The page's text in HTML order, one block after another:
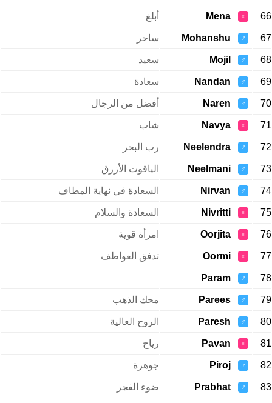
66
♀
Mena أبلغ
67
♂
Mohanshu ساحر
68
♂
Mojil سعيد
69
♂
Nandan سعادة
70
♂
Naren أفضل من الرجال
71
♀
Navya شاب
72
♂
Neelendra رب البحر
73
♂
Neelmani الياقوت الأزرق
74
♂
Nirvan السعادة في نهاية المطاف
75
♀
Nivritti السعادة والسلام
76
♀
Oorjita امرأة قوية
77
♀
Oormi تدفق العواطف
78
♂
Param
79
♂
Parees محك الذهب
80
♂
Paresh الروح العالية
81
♀
Pavan رياح
82
♂
Piroj جوهرة
83
♂
Prabhat ضوء الفجر